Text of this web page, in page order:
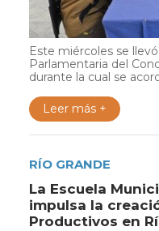
Este miércoles se
Parlamentaria del
durante la cual se
Leer más +
RÍO GRANDE
La Escuela
impulsa la
Productivos en